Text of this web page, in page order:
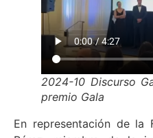
2024-10 Discurso
premio Gala
En representación de la